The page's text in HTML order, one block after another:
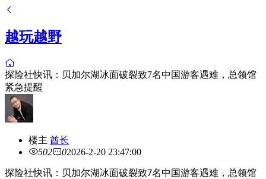
越玩越野
探险社快讯：贝加尔湖冰面破裂致7名中国游客遇难，总领馆
紧急提醒
楼主 酋长
502
02026-2-20 23:47:00
探险社快讯： 贝加尔湖冰面破裂致7名中国游客遇难，总领馆